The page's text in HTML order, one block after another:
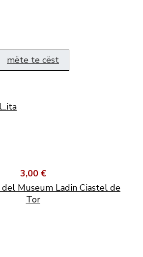
mëte te cëst
3,00 €
Museum Ladin Ciastel de
Tor